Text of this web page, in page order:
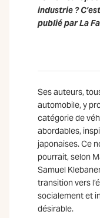
industrie ?
publié par La
Ses auteurs,
automobile, y
catégorie de
abordables,
japonaises. Ce
pourrait, selon
Samuel
transition vers
socialement et
désirable.